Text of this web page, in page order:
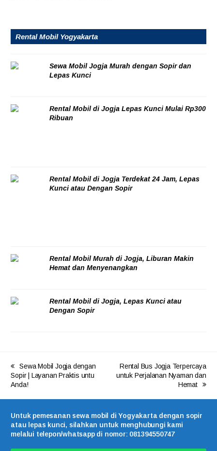
Rental Mobil Yogyakarta
Sewa Mobil Jogja Murah dengan Sopir dan
Lepas Kunci
Rental Mobil di Jogja Lepas Kunci Mulai Rp300
Ribuan
Rental Mobil di Jogja Terdekat 24 Jam, Lepas
Kunci atau Dengan Sopir
Rental Mobil Murah di Jogja, Liburan Makin
Hemat dan Menyenangkan
Rental Mobil di Jogja, Lepas Kunci atau
Dengan Sopir
Sewa Mobil Jogja dengan
Sopir | Layanan Praktis untu
Anda!
Rental Bus Jogja Terpercaya
untuk Perjalanan Nyaman dan
Hemat
Untuk pemesanan sewa mobil di Yogyakarta dengan sopir
atau lepas kunci, silahkan untuk menghubungi kami
melalui telepon/whatsapp di nomor: 081394550747